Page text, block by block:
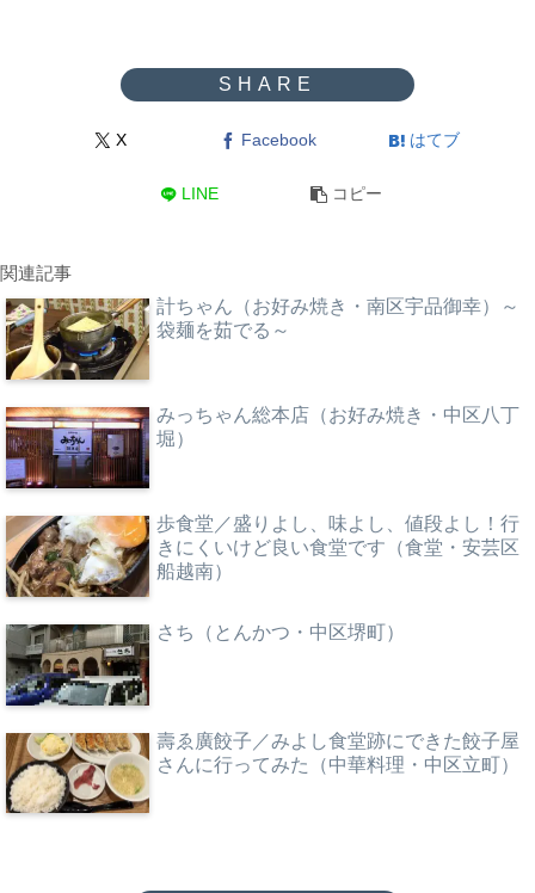
X Facebook はてブ
LINE コピー
関連記事
計ちゃん（お好み焼き・南区宇品御幸）～
袋麺を茹でる～
みっちゃん総本店（お好み焼き・中区八丁
堀）
歩食堂／盛りよし、味よし、値段よし！行
きにくいけど良い食堂です（食堂・安芸区
船越南）
さち（とんかつ・中区堺町）
壽ゑ廣餃子／みよし食堂跡にできた餃子屋
さんに行ってみた（中華料理・中区立町）